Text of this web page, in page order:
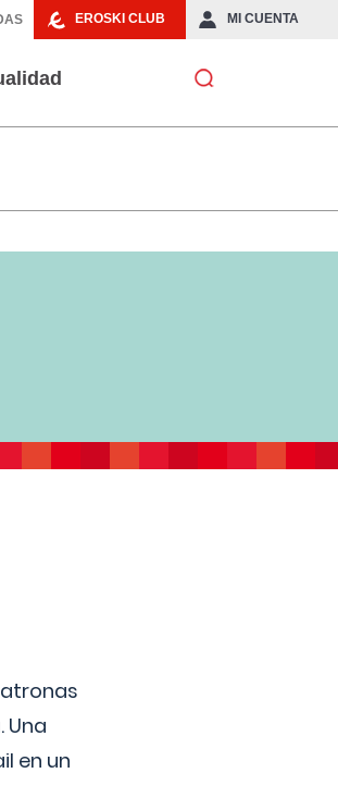
EROSKI CLUB MI CUENTA
en un